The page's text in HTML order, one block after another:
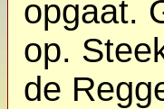
opgaat.
op.
de